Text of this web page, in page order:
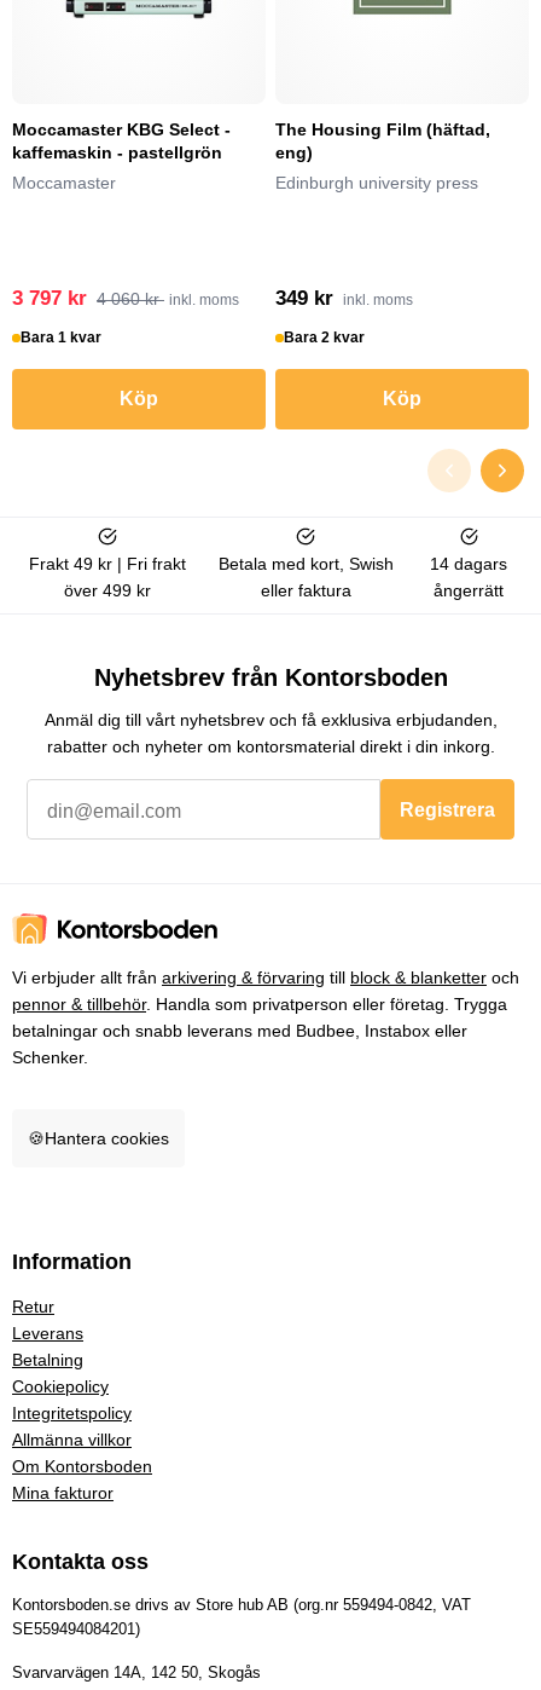
Moccamaster KBG Select -
kaffemaskin - pastellgrön
Moccamaster
3 797 kr 4 060 kr inkl. moms
Bara 1 kvar
Köp
The Housing Film (häftad,
eng)
Edinburgh university press
349 kr inkl. moms
Bara 2 kvar
Köp
Frakt 49 kr | Fri frakt
över 499 kr
Betala med kort, Swish
eller faktura
14 dagars
ångerrätt
Nyhetsbrev från Kontorsboden
Anmäl dig till vårt nyhetsbrev och få exklusiva erbjudanden,
rabatter och nyheter om kontorsmaterial direkt i din inkorg.
Registrera
Vi erbjuder allt från arkivering & förvaring till block & blanketter och
pennor & tillbehör. Handla som privatperson eller företag. Trygga
betalningar och snabb leverans med Budbee, Instabox eller
Schenker.
🍪Hantera cookies
Information
Retur
Leverans
Betalning
Cookiepolicy
Integritetspolicy
Allmänna villkor
Om Kontorsboden
Mina fakturor
Kontakta oss
Kontorsboden.se drivs av Store hub AB (org.nr 559494-0842, VAT
SE559494084201)
Svarvarvägen 14A, 142 50, Skogås